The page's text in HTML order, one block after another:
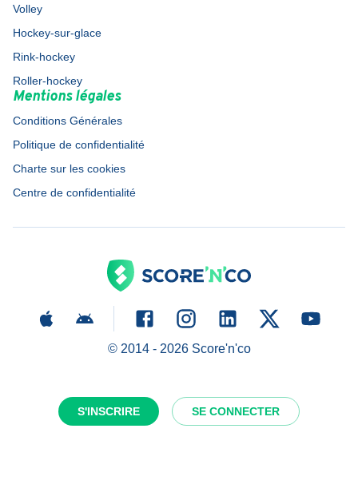
S'INSCRIRE SE CONNECTER
Volley
Hockey-sur-glace
Rink-hockey
Roller-hockey
Mentions légales
Conditions Générales
Politique de confidentialité
Charte sur les cookies
Centre de confidentialité
© 2014 - 2026Score'n'co